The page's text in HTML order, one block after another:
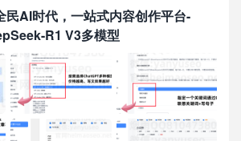
民AI时代，一站式内容创作平台-
R1 V3多模型